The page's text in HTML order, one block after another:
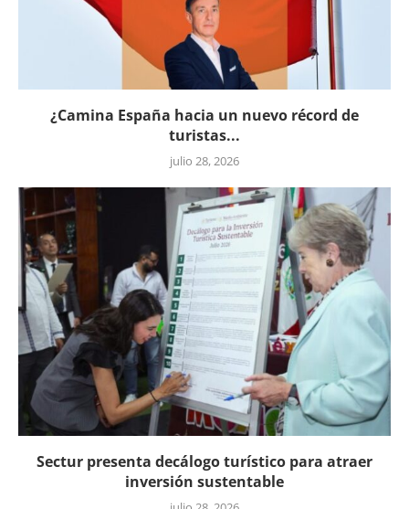
¿Camina España hacia un nuevo récord de
turistas...
julio 28, 2026
Sectur presenta decálogo turístico para atraer
inversión sustentable